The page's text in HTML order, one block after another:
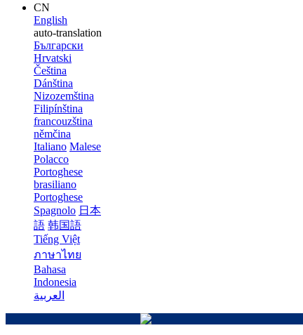
CN
English
auto-translation
Български
Hrvatski
Čeština
Dánština
Nizozemština
Filipínština
francouzština
němčina
Italiano Malese
Polacco
Portoghese
brasiliano
Portoghese
Spagnolo 日本
語 韩国語
Tiếng Việt
ภาษาไทย
Bahasa
Indonesia
العربية